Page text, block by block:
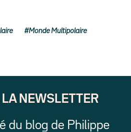
Monde Multipolaire
LA NEWSLETTER
du blog de Philippe